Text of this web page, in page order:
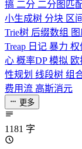
搞 二分 二分图匹
小生成树 分块 区
Trie树 后缀数组
Treap 日记 暴力 权
心 概率DP模拟
性规划 线段树 组
费用流 高斯消元
更多
1181 字